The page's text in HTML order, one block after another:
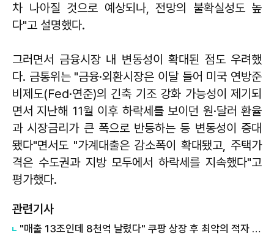
차 나아질 것으로 예상되나, 전망의 불확실성도 높
다"고 설명했다.
그러면서 금융시장 내 변동성이 확대된 점도 우려했
다. 금통위는 "금융·외환시장은 이달 들어 미국 연방준
비제도(Fed·연준)의 긴축 기조 강화 가능성이 제기되
면서 지난해 11월 이후 하락세를 보이던 원·달러 환율
과 시장금리가 큰 폭으로 반등하는 등 변동성이 증대
됐다"면서도 "가계대출은 감소폭이 확대됐고, 주택가
격은 수도권과 지방 모두에서 하락세를 지속했다"고
평가했다.
관련기사
"매출 13조인데 8천억 날렸다" 쿠팡 상장 후 최악의 적자 쇼크… 13년 만에 '금' 쓸어 담는 한국은행